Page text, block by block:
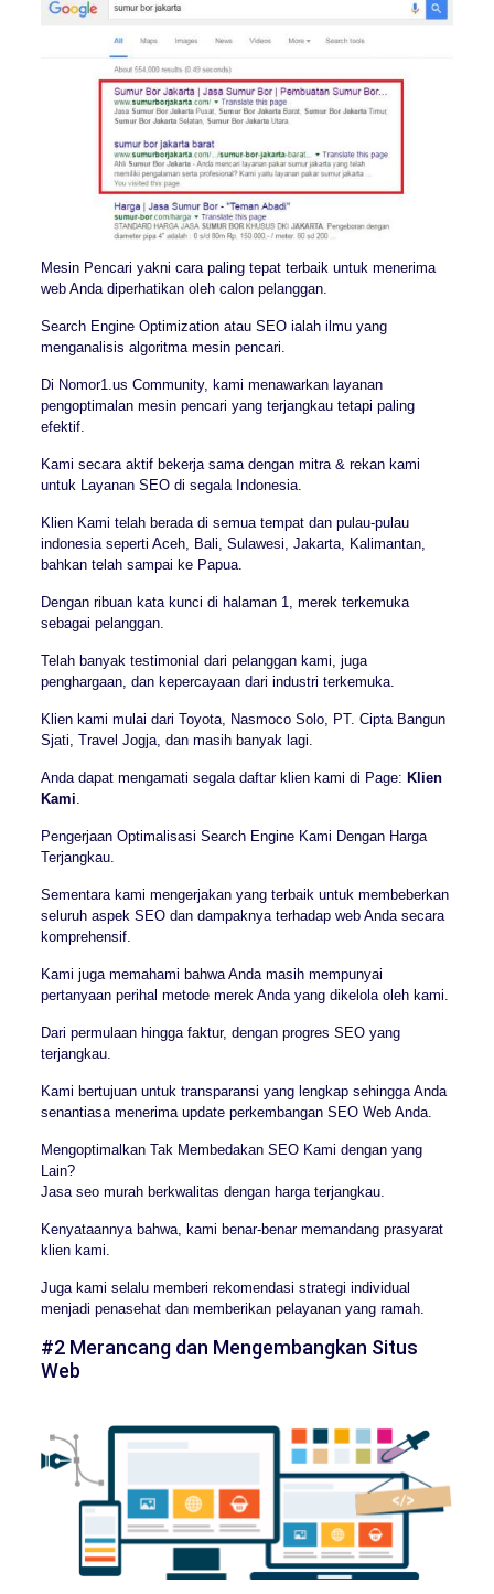
Mesin Pencari yakni cara paling tepat terbaik untuk menerima
web Anda diperhatikan oleh calon pelanggan.
Search Engine Optimization atau SEO ialah ilmu yang
menganalisis algoritma mesin pencari.
Di Nomor1.us Community, kami menawarkan layanan
pengoptimalan mesin pencari yang terjangkau tetapi paling
efektif.
Kami secara aktif bekerja sama dengan mitra & rekan kami
untuk Layanan SEO di segala Indonesia.
Klien Kami telah berada di semua tempat dan pulau-pulau
indonesia seperti Aceh, Bali, Sulawesi, Jakarta, Kalimantan,
bahkan telah sampai ke Papua.
Dengan ribuan kata kunci di halaman 1, merek terkemuka
sebagai pelanggan.
Telah banyak testimonial dari pelanggan kami, juga
penghargaan, dan kepercayaan dari industri terkemuka.
Klien kami mulai dari Toyota, Nasmoco Solo, PT. Cipta Bangun
Sjati, Travel Jogja, dan masih banyak lagi.
Anda dapat mengamati segala daftar klien kami di Page: Klien
Kami
Pengerjaan Optimalisasi Search Engine Kami Dengan Harga
Terjangkau.
Sementara kami mengerjakan yang terbaik untuk membeberkan
seluruh aspek SEO dan dampaknya terhadap web Anda secara
komprehensif.
Kami juga memahami bahwa Anda masih mempunyai
pertanyaan perihal metode merek Anda yang dikelola oleh kami.
Dari permulaan hingga faktur, dengan progres SEO yang
terjangkau.
Kami bertujuan untuk transparansi yang lengkap sehingga Anda
senantiasa menerima update perkembangan SEO Web Anda.
Mengoptimalkan Tak Membedakan SEO Kami dengan yang
Lain?
Jasa seo murah berkwalitas dengan harga terjangkau.
Kenyataannya bahwa, kami benar-benar memandang prasyarat
klien kami.
Juga kami selalu memberi rekomendasi strategi individual
menjadi penasehat dan memberikan pelayanan yang ramah.
#2 Merancang dan Mengembangkan Situs
Web